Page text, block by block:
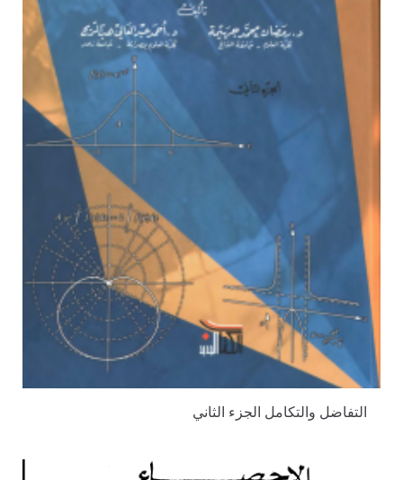
التفاضل والتكامل الجزء الثاني